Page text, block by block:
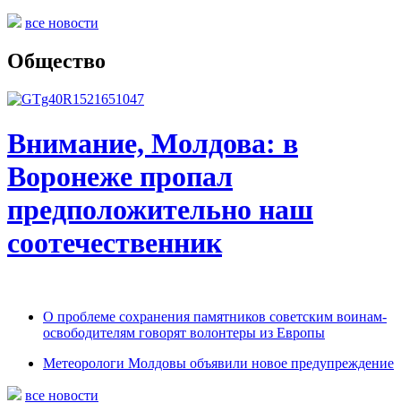
все новости
Общество
Внимание, Молдова: в
Воронеже пропал
предположительно наш
соотечественник
О проблеме сохранения памятников советским воинам-
освободителям говорят волонтеры из Европы
Метеорологи Молдовы объявили новое предупреждение
все новости